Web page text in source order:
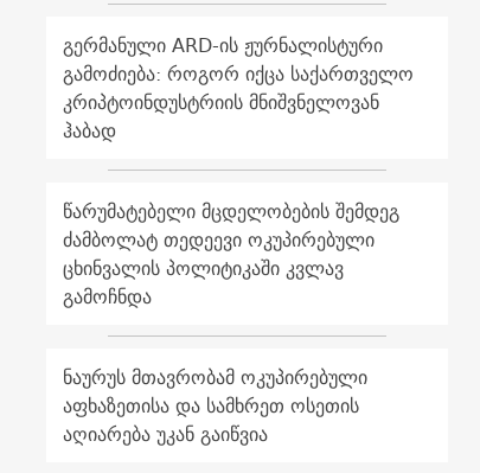
გერმანული ARD-ის ჟურნალისტური
გამოძიება: როგორ იქცა საქართველო
კრიპტოინდუსტრიის მნიშვნელოვან
ჰაბად
წარუმატებელი მცდელობების შემდეგ
ძამბოლატ თედეევი ოკუპირებული
ცხინვალის პოლიტიკაში კვლავ
გამოჩნდა
ნაურუს მთავრობამ ოკუპირებული
აფხაზეთისა და სამხრეთ ოსეთის
აღიარება უკან გაიწვია